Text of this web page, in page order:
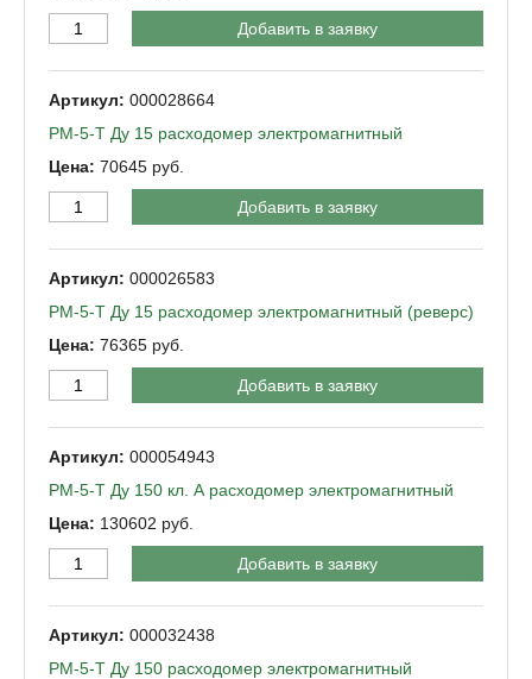
Добавить в заявку
000028664
РМ-5-Т Ду 15 расходомер электромагнитный
70645
Добавить в заявку
000026583
РМ-5-Т Ду 15 расходомер электромагнитный (реверс)
76365
Добавить в заявку
000054943
РМ-5-Т Ду 150 кл. А расходомер электромагнитный
130602
Добавить в заявку
000032438
РМ-5-Т Ду 150 расходомер электромагнитный